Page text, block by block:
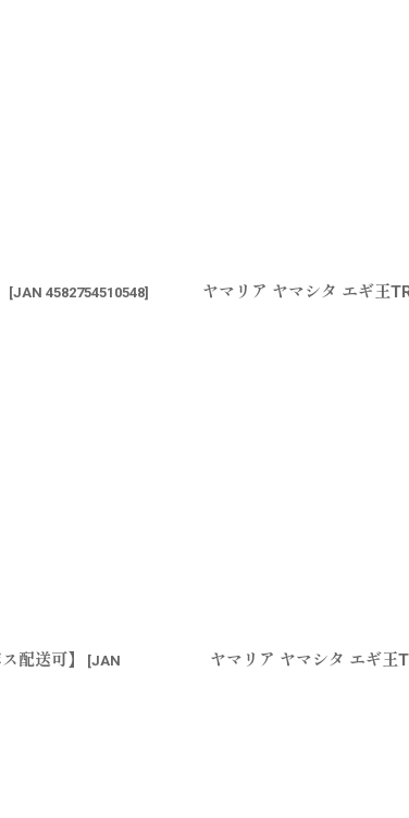
[JAN 4582754510548] ヤマリア ヤマシタ エギ王
配送可】 [JAN
ヤマリア ヤマシタ エギ王